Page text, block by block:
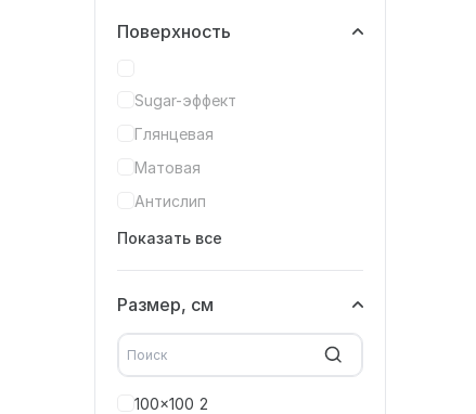
Поверхность
Sugar-эффект
Глянцевая
Матовая
Антислип
Показать все
Размер, см
100x100 2